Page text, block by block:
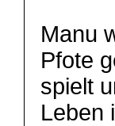
Manu
Pfote
spielt
Leben